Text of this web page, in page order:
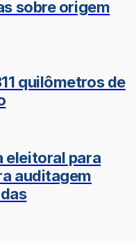
sobre origem
quilômetros de
eleitoral para
auditagem